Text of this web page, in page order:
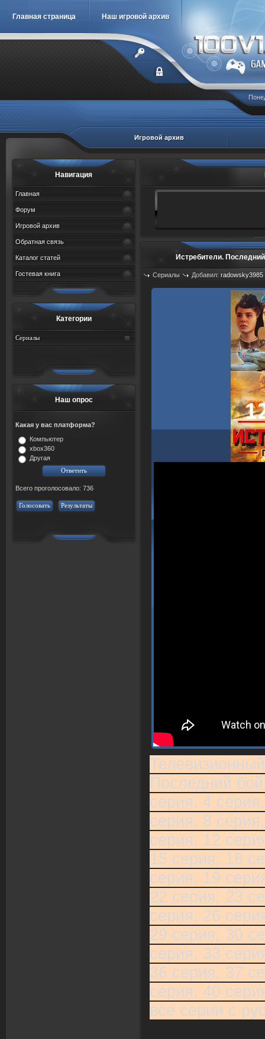
Главная страница Наш игровой архив
Игровой архив
Навигация
Главная
Форум
Игровой архив
Обратная связь
Каталог статей
Гостевая книга
Категории
Сериалы
Наш опрос
Какая у вас платформа?
Компьютер
xbox360
Другая
Всего проголосовало: 736
Голосовать Результаты
Истребители. Последний
Сериалы Добавил: radowsky3985
Просмотров: 437
Последний
серия, 4
серия, 8
серия, 12
15 серия, 16
серия, 19
22 серия, 23
серия, 26
29 серия, 30
серия, 33
36 серия, 37
серия, 40
все серии с